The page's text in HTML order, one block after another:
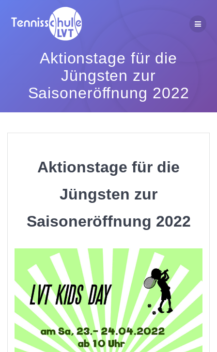
Aktionstage für die
Jüngsten zur
Saisoneröffnung 2022
Aktionstage für die
Jüngsten zur
Saisoneröffnung 2022